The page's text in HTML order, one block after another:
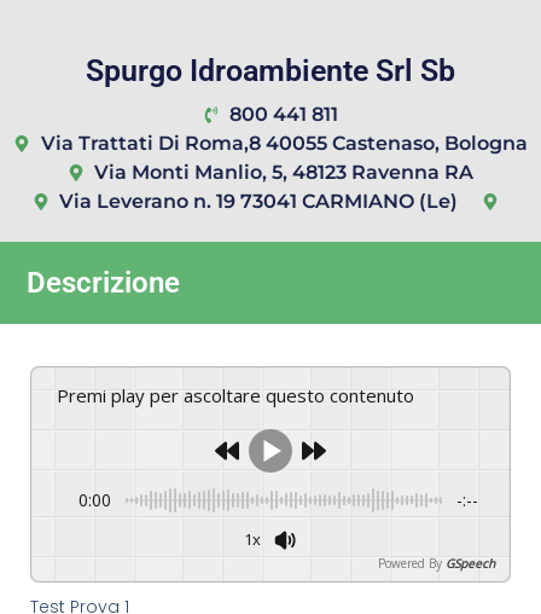
Spurgo Idroambiente Srl Sb
800 441 811
Via Trattati Di Roma,8 40055 Castenaso, Bologna
Via Monti Manlio, 5, 48123 Ravenna RA
Via Leverano n. 19 73041 CARMIANO (Le)
Descrizione
Premi play per ascoltare questo contenuto
0:00 -:--
1x
Powered By GSpeech
Test Prova 1